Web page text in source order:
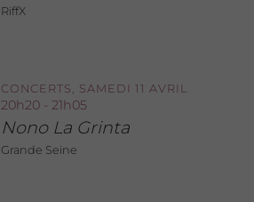
RiffX
CONCERTS, SAMEDI 11 AVRIL
20h20 - 21h05
Nono La Grinta
Grande Seine